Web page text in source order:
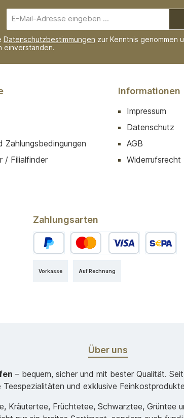
Mail-
Adresse*
Datenschutzbestimmungen zur Kenntnis genommen
einverstanden.
Zahlungsbedingungen
/ Filialfinder
Informationen
Impressum
Datenschutz
AGB
Widerrufsrecht
Zahlungsarten
Auf Rechnung
Vorkasse
Über uns
– bequem, sicher und mit bester Qualität.
Teespezialitäten und exklusive
Kräutertee, Früchtetee, Schwarztee, Grüntee